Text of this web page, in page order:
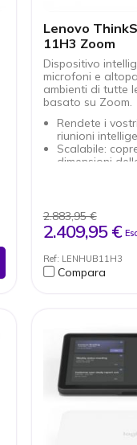
Lenovo
11H3 Zoom
Dispositivo
microfoni e
ambienti di tutte
basato su Zoom.
Rendete i
riunioni
Scalabile:
dimensioni
3W + 4
Massima
ThinkShield +
Sistema di
Soluzione
certificata e
2.883,95 €
2.409,95 €
Ref: LENHUB11H3
Compara